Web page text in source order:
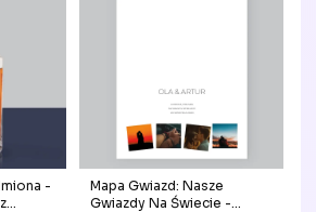
-
Mapa Gwiazd: Nasze
Gwiazdy Na Świecie -